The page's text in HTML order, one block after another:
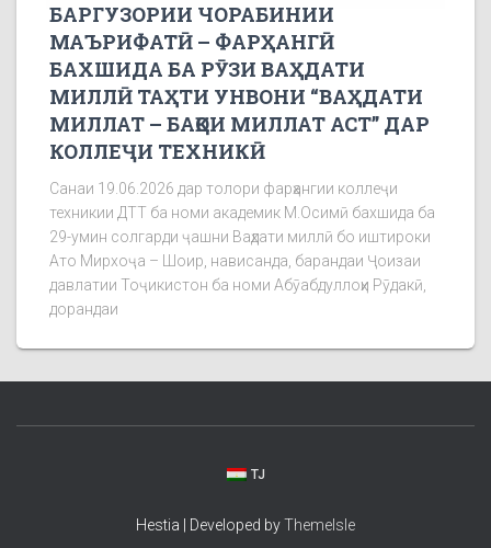
БАРГУЗОРИИ ЧОРАБИНИИ
МАЪРИФАТӢ – ФАРҲАНГӢ
БАХШИДА БА РӮЗИ ВАҲДАТИ
МИЛЛӢ ТАҲТИ УНВОНИ “ВАҲДАТИ
МИЛЛАТ – БАҚОИ МИЛЛАТ АСТ” ДАР
КОЛЛЕҶИ ТЕХНИКӢ
Санаи 19.06.2026 дар толори фарҳангии коллеҷи
техникии ДТТ ба номи академик М.Осимӣ бахшида ба
29-умин солгарди ҷашни Ваҳдати миллӣ бо иштироки
Ато Мирхоҷа – Шоир, нависанда, барандаи Ҷоизаи
давлатии Тоҷикистон ба номи Абӯабдуллоҳи Рӯдакӣ,
дорандаи
TJ
Hestia | Developed byThemeIsle